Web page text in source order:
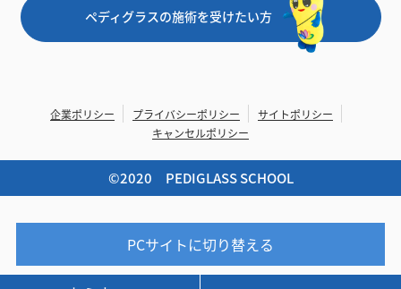
ペディグラスの施術を受けたい方
企業ポリシー プライバシーポリシー
サイトポリシー
キャンセルポリシー
©︎2020 PEDIGLASS SCHOOL
PCサイトに切り替える